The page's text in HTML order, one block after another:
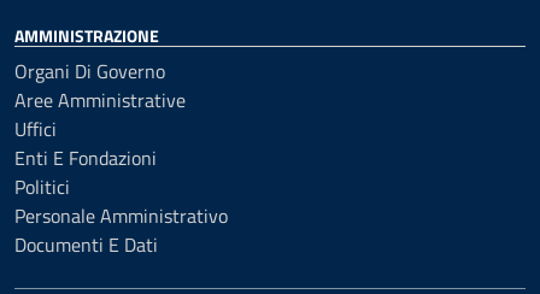
AMMINISTRAZIONE
Organi Di Governo
Aree Amministrative
Uffici
Enti E Fondazioni
Politici
Personale Amministrativo
Documenti E Dati